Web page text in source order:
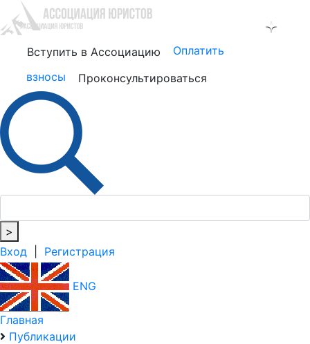
Вступить в Ассоциацию
Оплатить
взносы
Проконсультироваться
>
Вход
Регистрация
ENG
Главная
Публикации